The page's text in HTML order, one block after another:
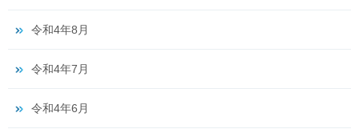
令和4年8月
令和4年7月
令和4年6月